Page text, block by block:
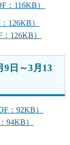
116KB）
126KB）
126KB）
9日～3月13
：92KB）
）